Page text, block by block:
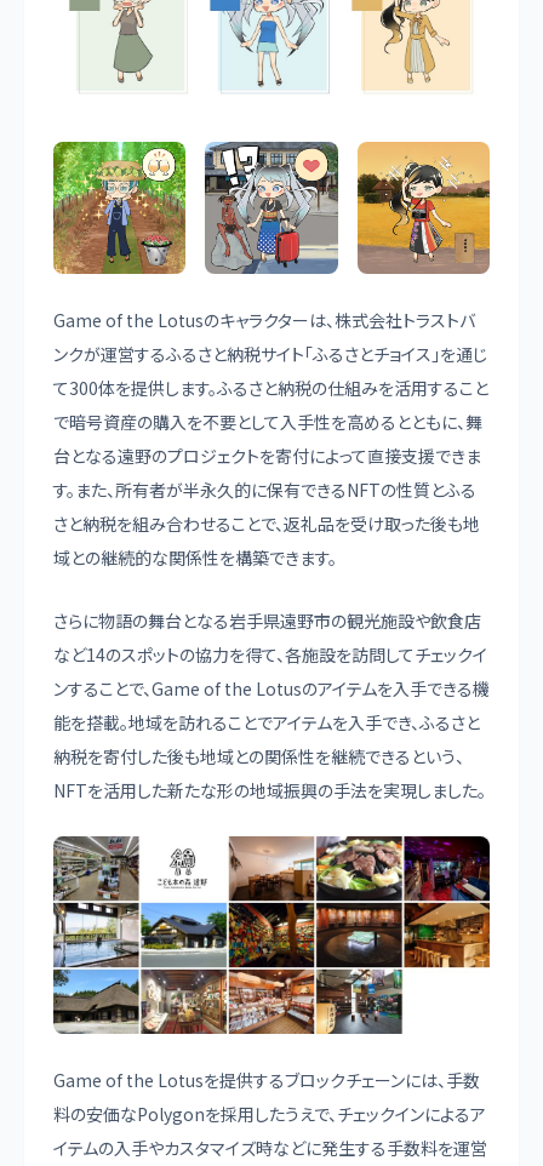
Game of the Lotusのキャラクターは、株式会社トラストバ
ンクが運営するふるさと納税サイト「ふるさとチョイス」を通じ
て300体を提供します。ふるさと納税の仕組みを活用すること
で暗号資産の購入を不要として入手性を高めるとともに、舞
台となる遠野のプロジェクトを寄付によって直接支援できま
す。また、所有者が半永久的に保有できるNFTの性質とふる
さと納税を組み合わせることで、返礼品を受け取った後も地
域との継続的な関係性を構築できます。
さらに物語の舞台となる岩手県遠野市の観光施設や飲食店
など14のスポットの協力を得て、各施設を訪問してチェックイ
ンすることで、Game of the Lotusのアイテムを入手できる機
能を搭載。地域を訪れることでアイテムを入手でき、ふるさと
納税を寄付した後も地域との関係性を継続できるという、
NFTを活用した新たな形の地域振興の手法を実現しました。
Game of the Lotusを提供するブロックチェーンには、手数
料の安価なPolygonを採用したうえで、チェックインによるア
イテムの入手やカスタマイズ時などに発生する手数料を運営